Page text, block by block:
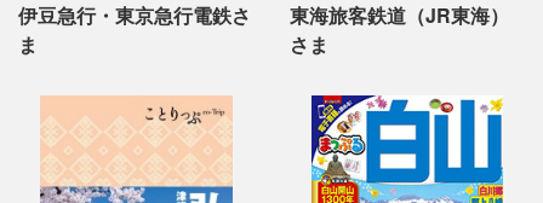
伊豆急行・東京急行電鉄さ
ま
東海旅客鉄道（JR東海）
さま